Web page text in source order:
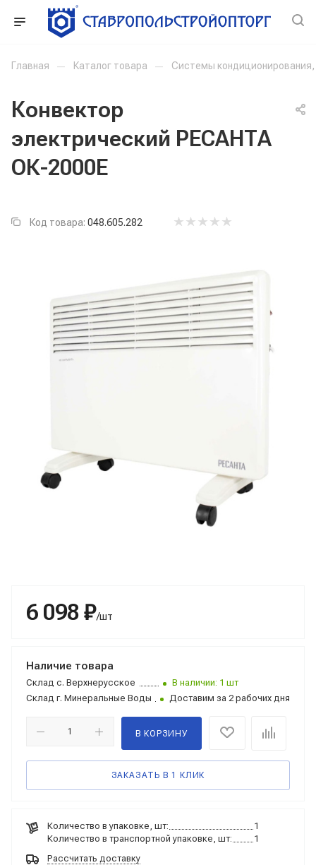
Главная — Каталог товара — Системы
Конвектор
электрический РЕСАНТА
ОК-2000Е
Код товара: 048.605.282
6 098 ₽/шт
Наличие товара
Склад с. Верхнерусское
В наличии: 1 шт
Склад г. Минеральные Воды Доставим за 2 рабочих дня
В КОРЗИНУ
ЗАКАЗАТЬ В 1 КЛИК
Количество в упаковке, шт:
1
Количество в транспортной упаковке, шт:
1
Рассчитать доставку